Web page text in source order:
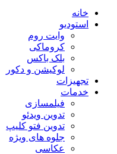
خانه
استودیو
وایت روم
کروماکی
بلک باکس
لوکیشن و دکور
تجهیزات
خدمات
فیلمسازی
تدوین ویدئو
تدوین فتو کلیپ
جلوه های ویژه
عکاسی